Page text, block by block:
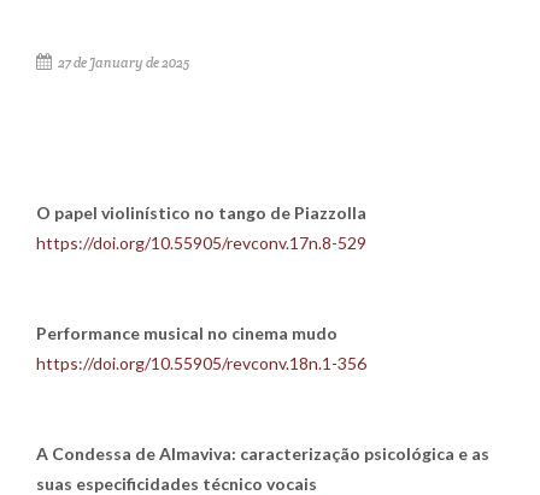
27 de January de 2025
O papel violinístico no tango de Piazzolla
https://doi.org/10.55905/revconv.17n.8-529
Performance musical no cinema mudo
https://doi.org/10.55905/revconv.18n.1-356
A Condessa de Almaviva: caracterização psicológica e as
suas especificidades técnico vocais